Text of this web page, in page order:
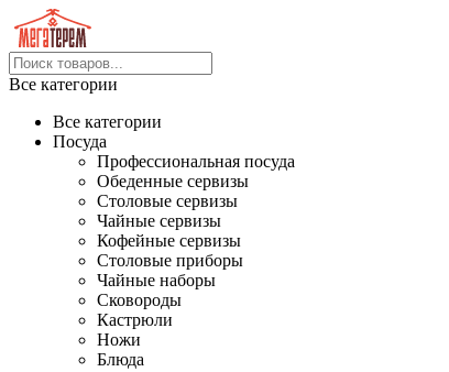
Все категории
Все категории
Посуда
Профессиональная посуда
Обеденные сервизы
Столовые сервизы
Чайные сервизы
Кофейные сервизы
Столовые приборы
Чайные наборы
Сковороды
Кастрюли
Ножи
Блюда